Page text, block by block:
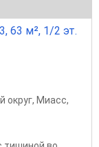
63 м², 1/2 эт.
округ, Миасс,